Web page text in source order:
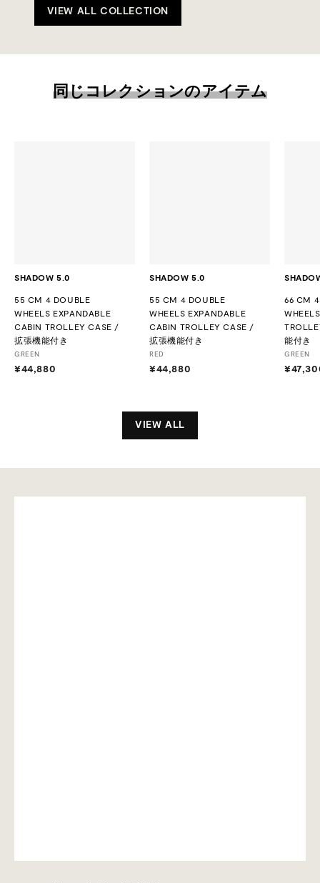
VIEW ALL COLLECTION
同じコレクションのアイテム
SHADOW 5.0
55 CM 4 DOUBLE
WHEELS EXPANDABLE
CABIN TROLLEY CASE /
拡張機能付き
GREEN
¥44,880
SHADOW 5.0
55 CM 4 DOUBLE
WHEELS EXPANDABLE
CABIN TROLLEY CASE /
拡張機能付き
RED
¥44,880
,
8
66 CM
能付き
GREEN
VIEW ALL